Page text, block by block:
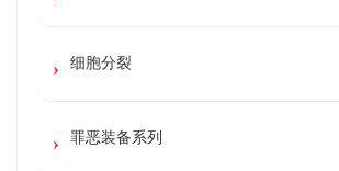
细胞分裂
罪恶装备系列